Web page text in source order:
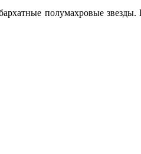
полумахровые звезды.